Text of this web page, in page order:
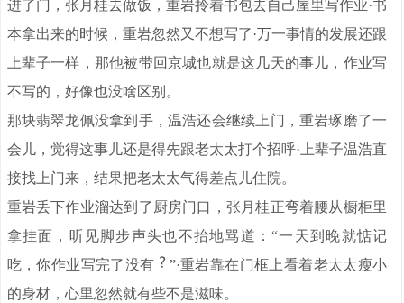
进了门，张月桂去做饭，重岩拎着书包去自己屋里写作业·书
本拿出来的时候，重岩忽然又不想写了·万一事情的发展还跟
上辈子一样，那他被带回京城也就是这几天的事儿，作业写
不写的，好像也没啥区别。
那块翡翠龙佩没拿到手，温浩还会继续上门，重岩琢磨了一
会儿，觉得这事儿还是得先跟老太太打个招呼·上辈子温浩直
接找上门来，结果把老太太气得差点儿住院。
重岩丢下作业溜达到了厨房门口，张月桂正弯着腰从橱柜里
拿挂面，听见脚步声头也不抬地骂道：“一天到晚就惦记
吃，你作业写完了没有
”·重岩靠在门框上看着老太太瘦小
的身材，心里忽然就有些不是滋味。